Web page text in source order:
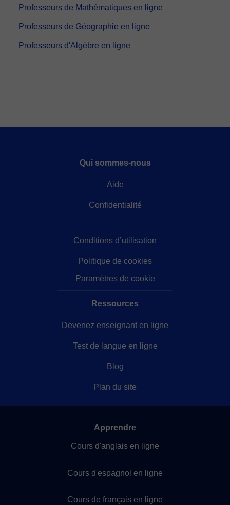
Professeurs de Mathématiques en ligne
Professeurs de Géographie en ligne
Professeurs d'Algèbre en ligne
Qui sommes-nous
Aide
Confidentialité
Conditions d’utilisation
Politique de cookies
Paramètres de cookie
Ressources
Devenez enseignant en ligne
Test de langue en ligne
Blog
Plan du site
Apprendre
Cours d'anglais en ligne
Cours d'espagnol en ligne
Cours de français en ligne